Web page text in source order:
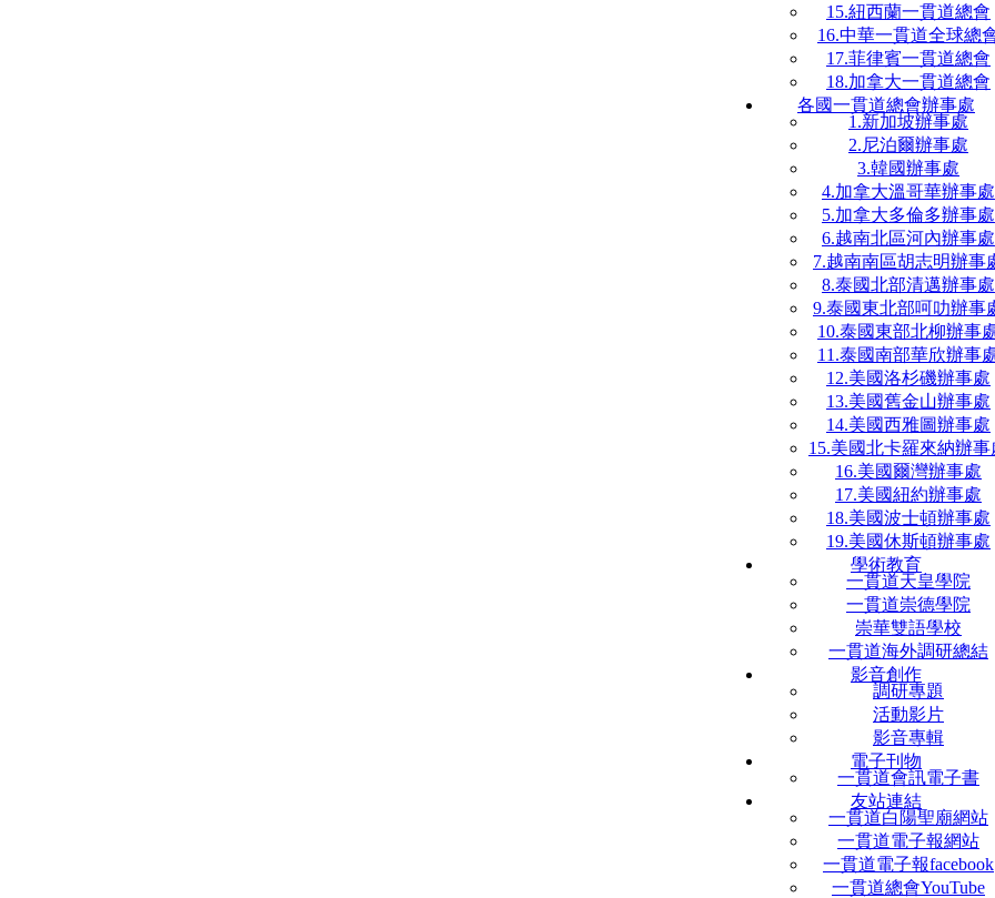
15.紐西蘭一貫道總會
16.中華一貫道全球總
17.菲律賓一貫道總會
18.加拿大一貫道總會
各國一貫道總會辦事處
1.新加坡辦事處
2.尼泊爾辦事處
3.韓國辦事處
4.加拿大溫哥華辦事處
5.加拿大多倫多辦事處
6.越南北區河內辦事處
7.越南南區胡志明辦事
8.泰國北部清邁辦事處
9.泰國東北部呵叻辦事
10.泰國東部北柳辦事
11.泰國南部華欣辦事
12.美國洛杉磯辦事處
13.美國舊金山辦事處
14.美國西雅圖辦事處
15.美國北卡羅來納辦事
16.美國爾灣辦事處
17.美國紐約辦事處
18.美國波士頓辦事處
19.美國休斯頓辦事處
學術教育
一貫道天皇學院
一貫道崇德學院
崇華雙語學校
一貫道海外調研總結
影音創作
調研專題
活動影片
影音專輯
電子刊物
一貫道會訊電子書
友站連結
一貫道白陽聖廟網站
一貫道電子報網站
一貫道電子報facebook
一貫道總會YouTube